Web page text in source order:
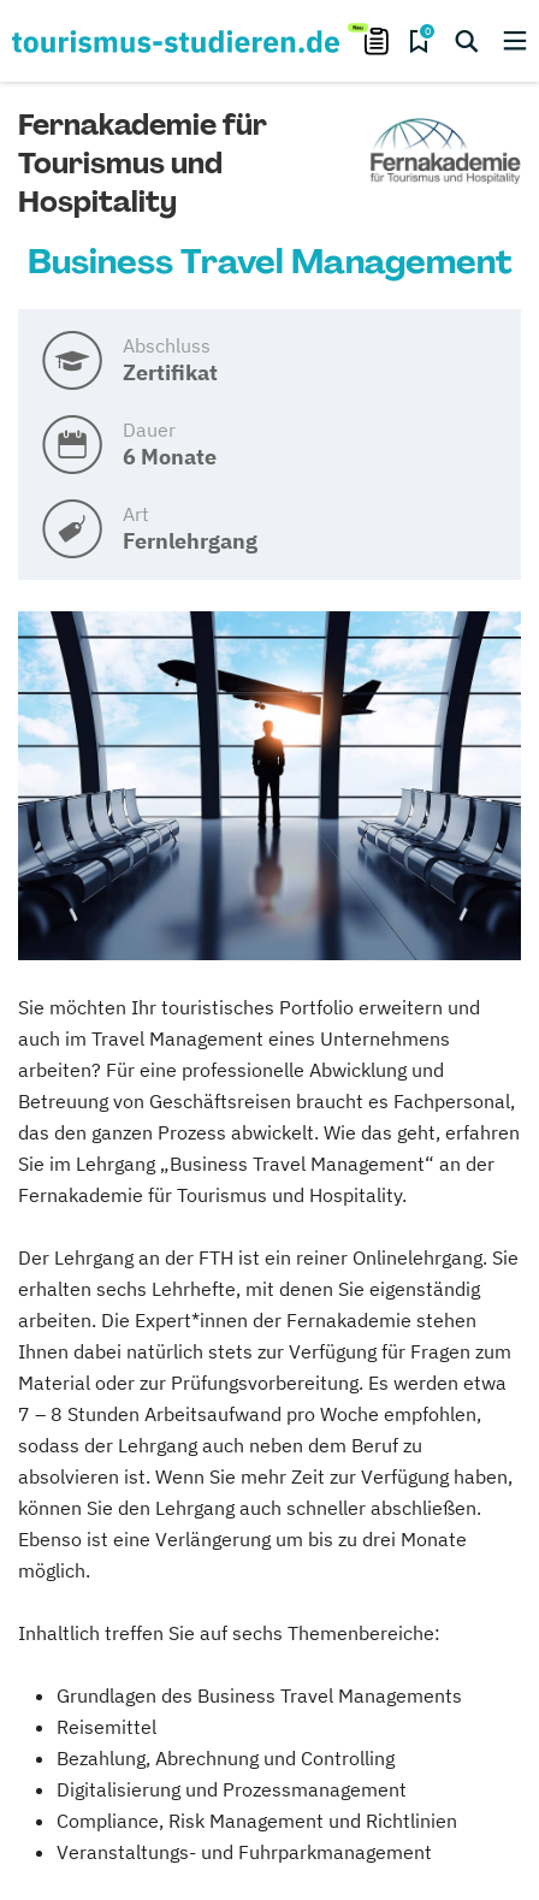
0
Fernakademie für
Tourismus und
Hospitality
Business Travel Management
Abschluss
Zertifikat
Dauer
6 Monate
Art
Fernlehrgang
Sie möchten Ihr touristisches Portfolio erweitern und
auch im Travel Management eines Unternehmens
arbeiten? Für eine professionelle Abwicklung und
Betreuung von Geschäftsreisen braucht es Fachpersonal,
das den ganzen Prozess abwickelt. Wie das geht, erfahren
Sie im Lehrgang „Business Travel Management“ an der
Fernakademie für Tourismus und Hospitality.
Der Lehrgang an der FTH ist ein reiner Onlinelehrgang. Sie
erhalten sechs Lehrhefte, mit denen Sie eigenständig
arbeiten. Die Expert*innen der Fernakademie stehen
Ihnen dabei natürlich stets zur Verfügung für Fragen zum
Material oder zur Prüfungsvorbereitung. Es werden etwa
7 – 8 Stunden Arbeitsaufwand pro Woche empfohlen,
sodass der Lehrgang auch neben dem Beruf zu
absolvieren ist. Wenn Sie mehr Zeit zur Verfügung haben,
können Sie den Lehrgang auch schneller abschließen.
Ebenso ist eine Verlängerung um bis zu drei Monate
möglich.
Inhaltlich treffen Sie auf sechs Themenbereiche:
Grundlagen des Business Travel Managements
Reisemittel
Bezahlung, Abrechnung und Controlling
Digitalisierung und Prozessmanagement
Compliance, Risk Management und Richtlinien
Veranstaltungs- und Fuhrparkmanagement